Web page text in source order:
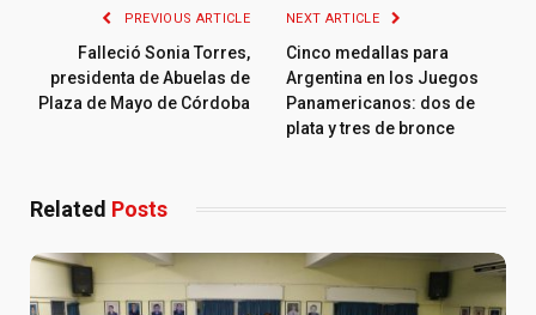
PREVIOUS ARTICLE
Falleció Sonia Torres,
presidenta de Abuelas de
Plaza de Mayo de Córdoba
NEXT ARTICLE
Cinco medallas para
Argentina en los Juegos
Panamericanos: dos de
plata y tres de bronce
Related Posts